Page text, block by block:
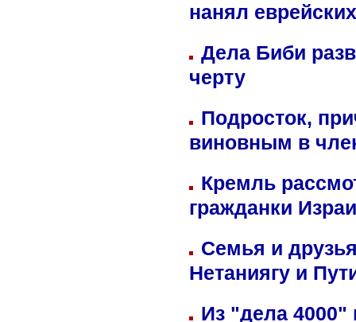
нанял
Дела Биби
черту
Подросток,
виновным в
Кремль
гражданки
Семья и
Нетаниягу и
Из "дела 4000"